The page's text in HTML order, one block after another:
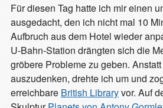
Für diesen Tag hatte ich mir einen
ausgedacht, den ich nicht mal 10
Aufbruch aus dem Hotel wieder
U-Bahn-Station drängten sich die
gröbere Probleme zu geben.
auszudenken, drehte ich um und
erreichbare British Libraryvor. Auf